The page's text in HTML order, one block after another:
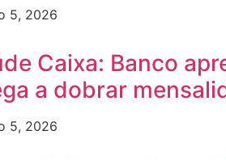
5, 2026
Caixa: Banco
a dobrar
5, 2026